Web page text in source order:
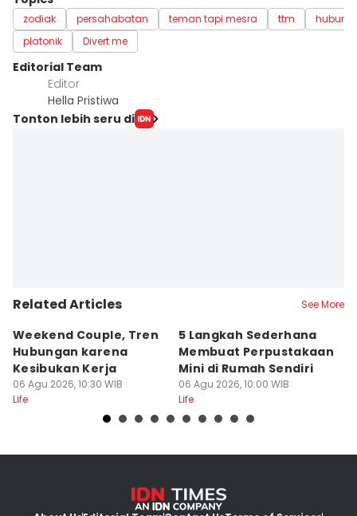
zodiak persahabatan teman tapi mesra ttm
platonik
Divert me
Editorial Team
Editor
Hella Pristiwa
Tonton lebih seru di
Related Articles See More
Weekend Couple, Tren
Hubungan karena
Kesibukan Kerja
06 Agu 2026, 10:30 WIB
Life
5 Langkah Sederhana
Membuat Perpustakaan
Mini di Rumah Sendiri
06 Agu 2026, 10:00 WIB
Life